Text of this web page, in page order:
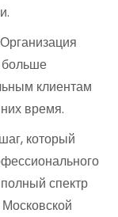
Организация
больше
клиентам
время.
который
спектр